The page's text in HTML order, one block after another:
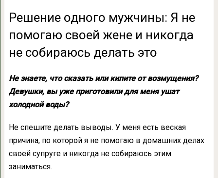
Решение одного мужчины: Я не
помогаю своей жене и никогда
не собираюсь делать это
Не знаете, что сказать или кипите от возмущения?
Девушки, вы уже приготовили для меня ушат
холодной воды?
Не спешите делать выводы. У меня есть веская
причина, по которой я не помогаю в домашних делах
своей супруге и никогда не собираюсь этим
заниматься.